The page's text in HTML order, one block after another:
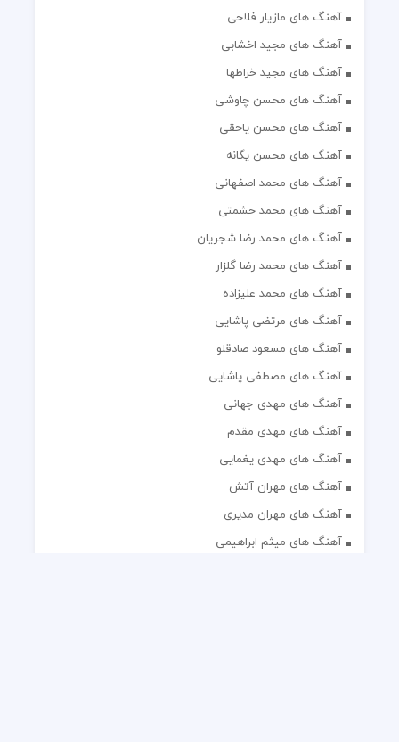
آهنگ های مازیار فلاحی
آهنگ های مجید اخشابی
آهنگ های مجید خراطها
آهنگ های محسن چاوشی
آهنگ های محسن یاحقی
آهنگ های محسن یگانه
آهنگ های محمد اصفهانی
آهنگ های محمد حشمتی
آهنگ های محمد رضا شجریان
آهنگ های محمد رضا گلزار
آهنگ های محمد علیزاده
آهنگ های مرتضی پاشایی
آهنگ های مسعود صادقلو
آهنگ های مصطفی پاشایی
آهنگ های مهدی جهانی
آهنگ های مهدی مقدم
آهنگ های مهدی یغمایی
آهنگ های مهران آتش
آهنگ های مهران مدیری
آهنگ های میثم ابراهیمی